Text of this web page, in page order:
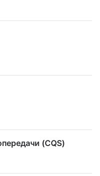
(CQS)